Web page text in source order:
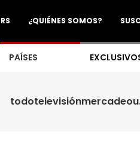
¿QUIÉNES SOMOS?
PAÍSES
todotelevisiónmercadeo